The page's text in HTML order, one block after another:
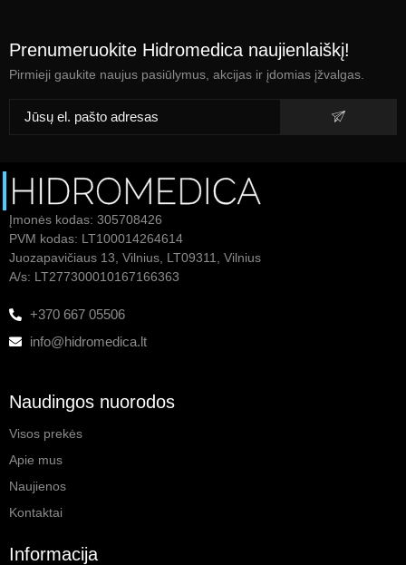
Prenumeruokite Hidromedica naujienlaiškį!
Pirmieji gaukite naujus pasiūlymus, akcijas ir įdomias įžvalgas.
Įmonės kodas: 305708426
PVM kodas: LT100014264614
Juozapavičiaus 13, Vilnius, LT09311, Vilnius
A/s: LT277300010167166363
+370 667 05506
info@hidromedica.lt
Naudingos nuorodos
Visos prekės
Apie mus
Naujienos
Kontaktai
Informacija